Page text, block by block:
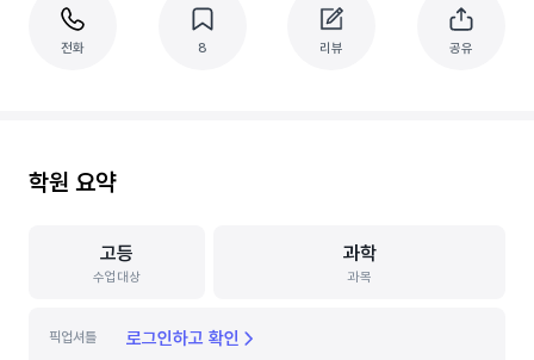
전화 8 리뷰 공유
학원 요약
고등
수업대상
과학
과목
픽업셔틀 로그인하고 확인